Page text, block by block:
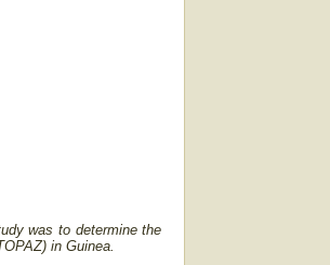
was to determine the
in Guinea.